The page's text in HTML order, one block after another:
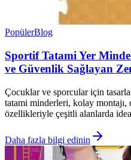
PopülerBlog
Sportif Tatami Yer
ve Güvenlik Sağlayan
Çocuklar ve sporcular için
tatami minderleri, kolay montajı,
özellikleriyle çeşitli alanlarda
Daha fazla bilgi edinin